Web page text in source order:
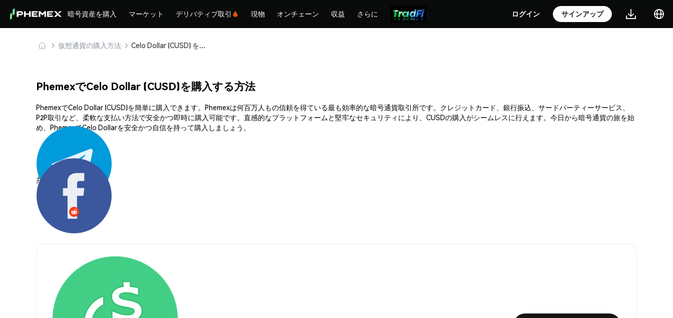
暗号資産を購入 マーケット デリバティブ取引 現物 オンチェーン 収益 さらに ログイン サインアップ
仮想通貨の購入方法 Celo Dollar (CUSD) を安全に購入・保管
PhemexでCelo Dollar (CUSD)を購入する方法
PhemexでCelo Dollar (CUSD)を簡単に購入できます。Phemexは何百万人もの信頼を得ている最も効率的な暗号通貨取引所です。クレジットカード、銀行振込、サードパーティーサービス、
P2P取引など、柔軟な支払い方法で安全かつ即時に購入可能です。直感的なプラットフォームと堅牢なセキュリティにより、CUSDの購入がシームレスに行えます。今日から暗号通貨の旅を始
め、PhemexでCelo Dollarを安全かつ自信を持って購入しましょう。
共有する: